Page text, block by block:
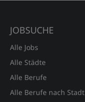
JOBSUCHE
Alle Jobs
Alle Städte
Alle Berufe
Alle Berufe nach Stadt